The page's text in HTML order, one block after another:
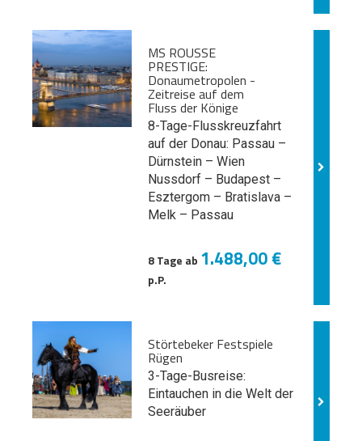
MS ROUSSE
PRESTIGE:
Donaumetropolen -
Zeitreise auf dem
Fluss der Könige
8-Tage-Flusskreuzfahrt
auf der Donau: Passau –
Dürnstein – Wien
Nussdorf – Budapest –
Esztergom – Bratislava –
Melk – Passau
8 Tage ab 1.488,00 €
p.P.
Störtebeker Festspiele
Rügen
3-Tage-Busreise:
Eintauchen in die Welt der
Seeräuber